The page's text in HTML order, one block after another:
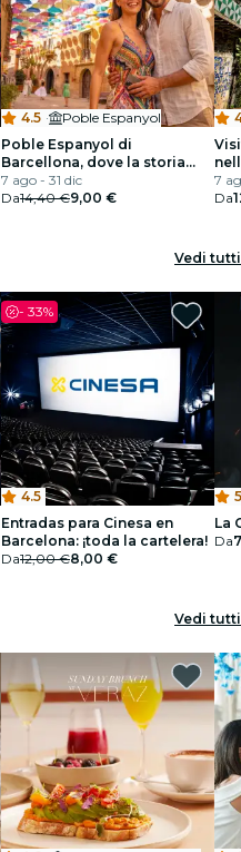
4.5 ·
Poble Espanyol
Poble Espanyol di
Barcellona, dove la storia
incontra il tempo libero e la
cultura
7 ago - 31 dic
Da14,40 €9,00 €
7
Da
Vedi tutti
- 33%
4.5
Entradas para Cinesa en
Barcelona: ¡toda la cartelera!
Da12,00 €8,00 €
La
Da
Vedi tutti